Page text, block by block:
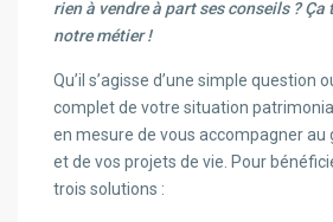
rien à vendre à part ses conseils ? Ça
notre métier !
Qu’il s’agisse d’une simple question
complet de votre situation
en mesure de vous accompagner au
et de vos projets de vie. Pour
trois solutions :